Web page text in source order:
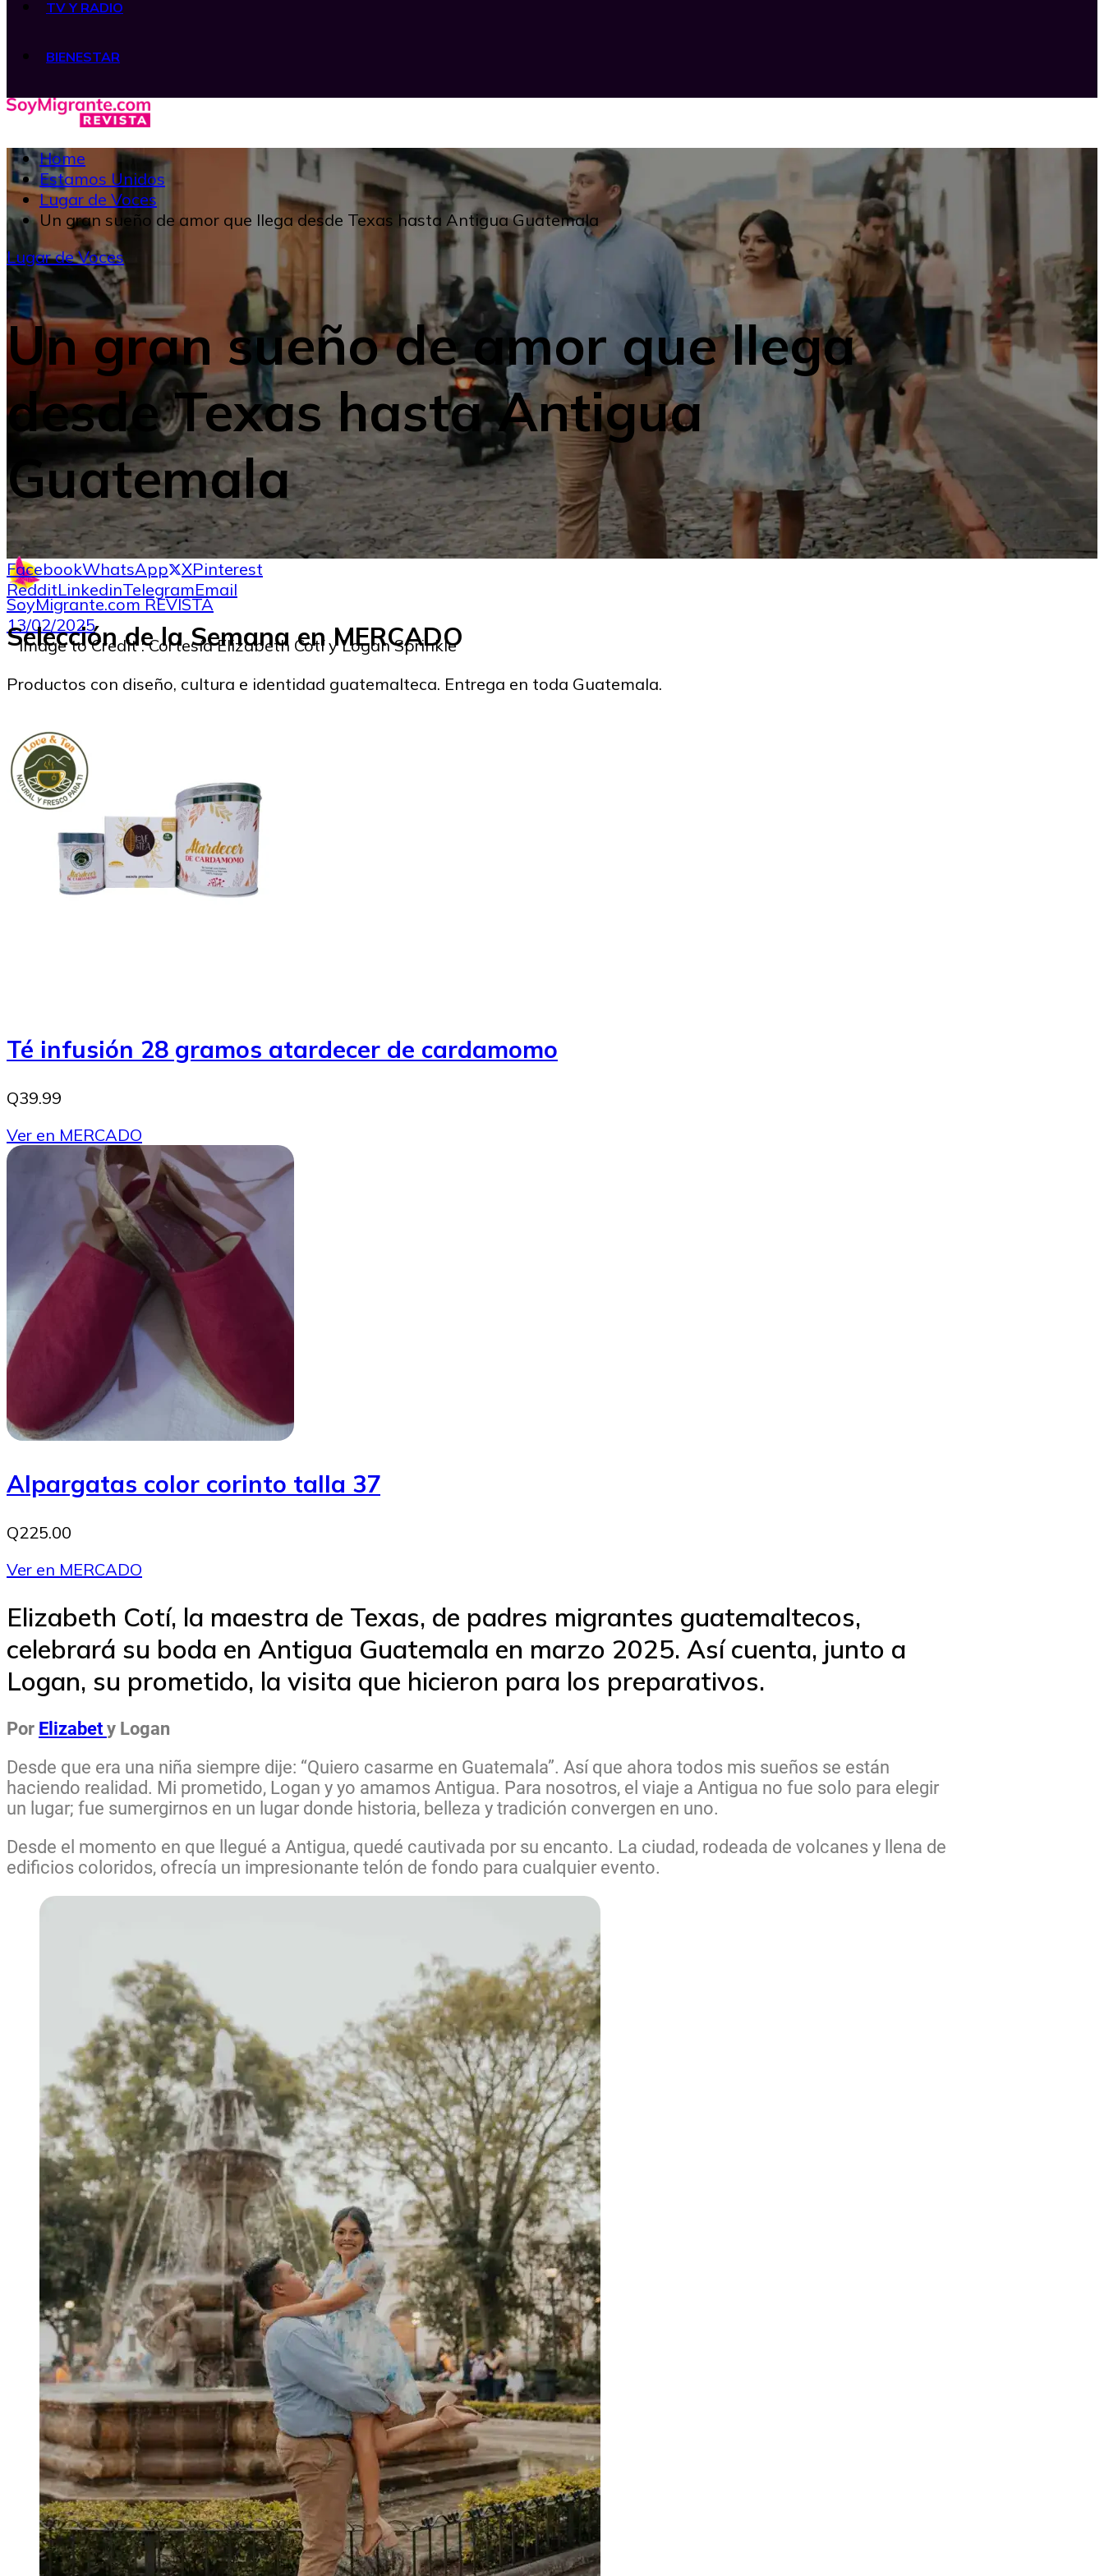
TV Y RADIO
BIENESTAR
Home
Estamos Unidos
Lugar de Voces
Un gran sueño de amor que llega desde Texas hasta Antigua Guatemala
Lugar de Voces
Un gran sueño de amor que llega
desde Texas hasta Antigua
Guatemala
SoyMigrante.com REVISTA
13/02/2025
Image to Credit : Cortesía Elizabeth Cotí y Logan Sprinkle
FacebookWhatsApp XPinterest
RedditLinkedinTelegramEmail
Selección de la Semana en MERCADO
Productos con diseño, cultura e identidad guatemalteca. Entrega en toda Guatemala.
Té infusión 28 gramos atardecer de cardamomo
Q39.99
Ver en MERCADO
Alpargatas color corinto talla 37
Q225.00
Ver en MERCADO
Elizabeth Cotí, la maestra de Texas, de padres migrantes guatemaltecos,
celebrará su boda en Antigua Guatemala en marzo 2025. Así cuenta, junto a
Logan, su prometido, la visita que hicieron para los preparativos.
Por Elizabet y Logan
Desde que era una niña siempre dije: “Quiero casarme en Guatemala”. Así que ahora todos mis sueños se están
haciendo realidad. Mi prometido, Logan y yo amamos Antigua. Para nosotros, el viaje a Antigua no fue solo para elegir
un lugar; fue sumergirnos en un lugar donde historia, belleza y tradición convergen en uno.
Desde el momento en que llegué a Antigua, quedé cautivada por su encanto. La ciudad, rodeada de volcanes y llena de
edificios coloridos, ofrecía un impresionante telón de fondo para cualquier evento.